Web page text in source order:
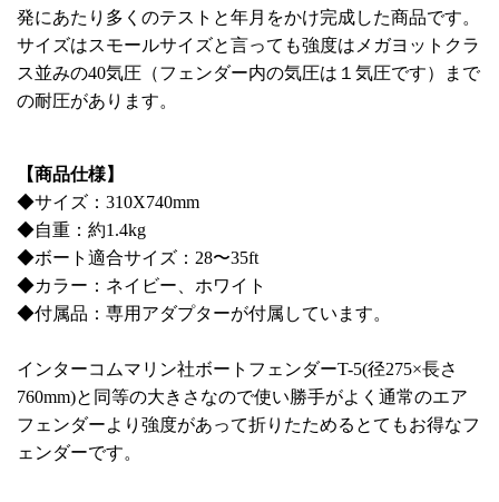
発にあたり多くのテストと年月をかけ完成した商品です。
サイズはスモールサイズと言っても強度はメガヨットクラ
ス並みの40気圧（フェンダー内の気圧は１気圧です）まで
の耐圧があります。
【商品仕様】
◆サイズ：310X740mm
◆自重：約1.4kg
◆ボート適合サイズ：28〜35ft
◆カラー：ネイビー、ホワイト
◆付属品：専用アダプターが付属しています。
インターコムマリン社ボートフェンダーT-5(径275×長さ
760mm)と同等の大きさなので使い勝手がよく通常のエア
フェンダーより強度があって折りたためるとてもお得なフ
ェンダーです。